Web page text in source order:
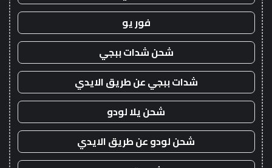
فور يو
شحن شدات ببجي
شدات ببجي عن طريق الايدي
شحن يلا لودو
شحن لودو عن طريق الايدي